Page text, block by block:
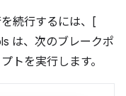
続行するには、[
は、次のブレークポ
トを実行します。